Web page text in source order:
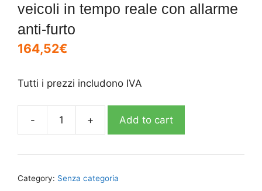
veicoli in tempo reale con allarme
anti-furto
164,52€
Tutti i prezzi includono IVA
-
Microspia
per
i
+ Add to cart
Category: Senza categoria